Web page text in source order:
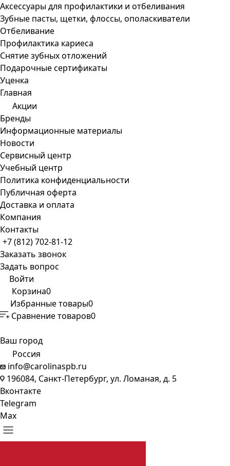
Аксессуары для профилактики и отбеливания
Зубные пасты, щетки, флоссы, ополаскиватели
Отбеливание
Профилактика кариеса
Снятие зубных отложений
Подарочные сертификаты
Уценка
Главная
Акции
Бренды
Информационные материалы
Новости
Сервисный центр
Учебный центр
Политика конфиденциальности
Публичная оферта
Доставка и оплата
Компания
Контакты
+7 (812) 702-81-12
Заказать звонок
Задать вопрос
Войти
Корзина0
Избранные товары0
Сравнение товаров0
Ваш город
Россия
info@carolinaspb.ru
196084, Санкт-Петербург, ул. Ломаная, д. 5
Вконтакте
Telegram
Max